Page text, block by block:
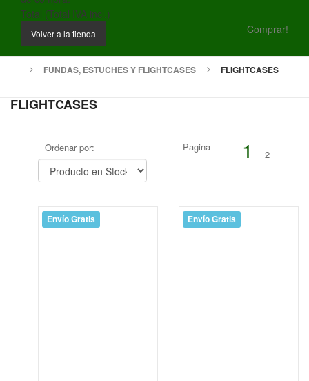
Total (Total IVA incl.)
Volver a la tienda Comprar!
FUNDAS, ESTUCHES Y FLIGHTCASES FLIGHTCASES
€
Marcas
Ableton
FLIGHTCASES
Pagina 1 2
Ordenar por:
Envío Gratis Envío Gratis